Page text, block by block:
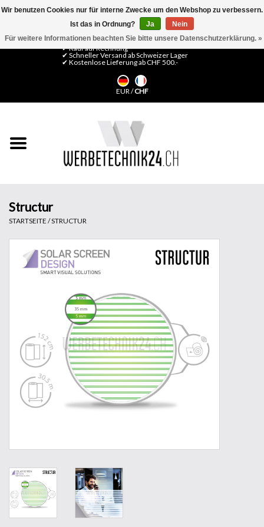
Mein Konto / Kundenkonto anlegen
✔ Kauf auf Rechnung
✔ Schneller Versand ab Schweizer Lager
✔ Kostenlose Lieferung ab CHF 500.-
EUR/CHF
Fertigung & Montage
Structur
STARTSEITE /STRUCTUR
Wir benutzen Cookies nur für interne Zwecke um den Webshop zu verbessern.
Ist das in Ordnung?
Ja
Nein
Für weitere Informationen beachten Sie bitte unsere Datenschutzerklärung. »